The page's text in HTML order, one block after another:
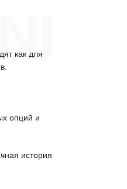
как для
опций и
история